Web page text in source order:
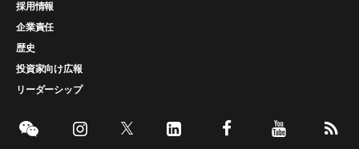
採用情報
企業責任
歴史
投資家向け広報
リーダーシップ